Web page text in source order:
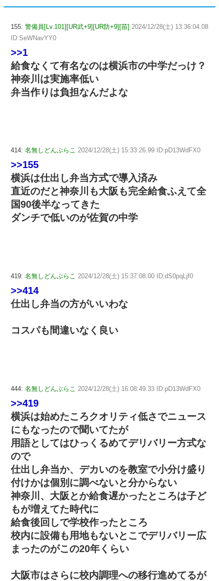
155: 警備員[Lv.101][UR武+9][UR防+9][苗] 2024/12/28(土) 13:36:04.08
ID:SeWNavYY0
>>1
給食なくて有名なのは横浜市の中学だっけ？
神奈川は実施率低い
弁当作りは負担なんだよな
414: 名無しどんぶらこ 2024/12/28(土) 15:33:26.99 ID:pD13WdFX0
>>155
横浜は仕出し弁当方式で導入済み
直近のだと神奈川も大阪も完全給食ふえて全
国90後半なってきた
ダンチで低いのが佐賀の中学
419: 名無しどんぶらこ 2024/12/28(土) 15:37:08.00 ID:dS0pqLjf0
>>414
仕出し弁当の方がいいわな
コスパも間違いなく良い
444: 名無しどんぶらこ 2024/12/28(土) 16:08:49.33 ID:pD13WdFX0
>>419
横浜は始めたころクオリティ低さでニュース
にもなったので聞いてたが
用語としてはひっくるめてデリバリー方式な
ので
仕出し弁当か、デカいのを教室で小分け盛り
付けかは個別に調べないと分からない
神奈川、大阪とか給食遅かったところは子ど
もが増えてた時代に
給食後回しで学校作ったところ
校内に設備も用地もないとこでデリバリー広
まったのがこの20年くらい
大阪市はさらに校内調理への移行進めてるが